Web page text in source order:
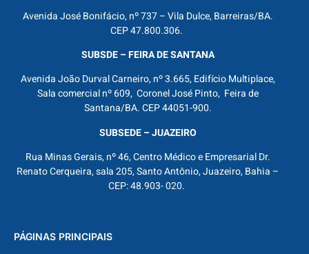
Avenida José Bonifácio, nº 737 – Vila Dulce, Barreiras/BA.
CEP 47.800.306.
SUBSDE – FEIRA DE SANTANA
Avenida João Durval Carneiro, nº 3.665, Edifício Multiplace,
Sala comercial nº 609, Coronel José Pinto, Feira de
Santana/BA. CEP 44051-900.
SUBSEDE – JUAZEIRO
Rua Minas Gerais, nº 46, Centro Médico e Empresarial Dr.
Renato Cerqueira, sala 205, Santo Antônio, Juazeiro, Bahia –
CEP: 48.903- 020.
PÁGINAS PRINCIPAIS